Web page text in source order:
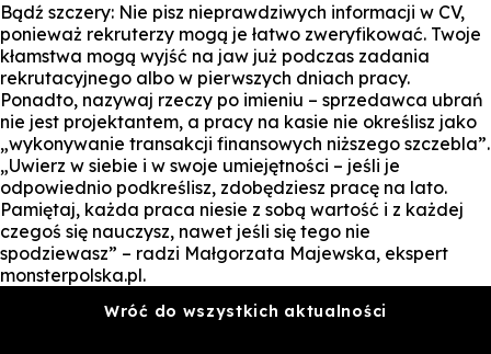
Bądź szczery: Nie pisz nieprawdziwych informacji w CV,
ponieważ rekruterzy mogą je łatwo zweryfikować. Twoje
kłamstwa mogą wyjść na jaw już podczas zadania
rekrutacyjnego albo w pierwszych dniach pracy.
Ponadto, nazywaj rzeczy po imieniu – sprzedawca ubrań
nie jest projektantem, a pracy na kasie nie określisz jako
„wykonywanie transakcji finansowych niższego szczebla”.
„Uwierz w siebie i w swoje umiejętności – jeśli je
odpowiednio podkreślisz, zdobędziesz pracę na lato.
Pamiętaj, każda praca niesie z sobą wartość i z każdej
czegoś się nauczysz, nawet jeśli się tego nie
spodziewasz” – radzi Małgorzata Majewska, ekspert
monsterpolska.pl.
Wróć do wszystkich aktualności